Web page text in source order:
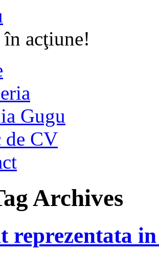
în acţiune!
Gugu
de CV
Archives
reprezentata